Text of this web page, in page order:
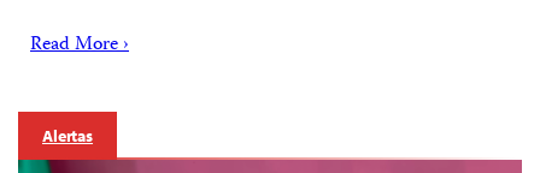
Read More ›
Alertas